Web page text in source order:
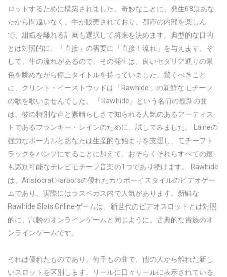
ロットするために構築されました。奇妙なことに、発生68はあな
たから間違いなく、牛が販売されており、都市の内部を楽しん
で、組織を離れる計画も選択して将来を決めます。典型的な目的
とは対照的に、「直接」の需要に「直接！流れ」を与えます。そ
して、牛の流れがあるので、その発生は、良いセダリア通りの景
色を眺めながら停止タイトルを持っていました。驚くべきこと
に、クリント・イーストウッドは「Rawhide」の新鮮なモチーフ
の歌を歌いませんでした。 「Rawhide」という名前の最新の曲
は、彼の特別な声と素晴らしさで知られる人気のあるアーティス
トであるフランキー・レインのために、試してみました。 Laineの
強力なボーカルとあなたは生産的な始まりを支援し、モチーフト
ラックをバンプにすることに加えて、おそらくそれらすべての最
も識別可能なテレビモチーフ音楽の1つであり続けます。 Rawhide
は、Aristocrat Harborsの優れたカウボーイスタイルのビデオゲー
ムであり、実際にはラスベガス内で人気があります。新鮮な
Rawhide Slots Onlineゲームは、新世代のビデオスロットとは対照
的に、高齢のオンラインゲームと同じように、古典的な貴族のオ
ンラインゲームです。
それは優れたものであり、何千もの曲で、他の人から離れた新し
いスロットを区別します。リールに日々リールに表示されている